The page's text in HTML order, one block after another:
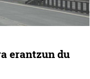
erantzun du